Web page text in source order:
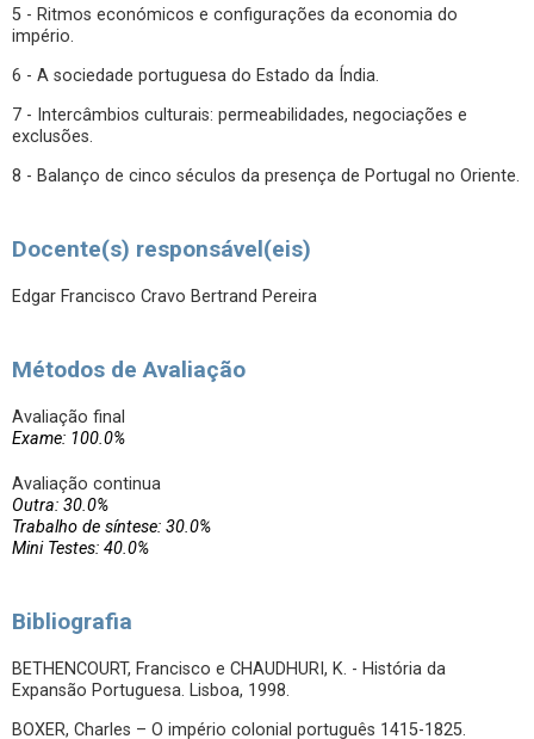
5 - Ritmos económicos e configurações da economia do
império.
6 - A sociedade portuguesa do Estado da Índia.
7 - Intercâmbios culturais: permeabilidades, negociações e
exclusões.
8 - Balanço de cinco séculos da presença de Portugal no Oriente.
Docente(s) responsável(eis)
Edgar Francisco Cravo Bertrand Pereira
Métodos de Avaliação
Avaliação final
Exame: 100.0%
Avaliação continua
Outra: 30.0%
Trabalho de síntese: 30.0%
Mini Testes: 40.0%
Bibliografia
BETHENCOURT, Francisco e CHAUDHURI, K. - História da
Expansão Portuguesa. Lisboa, 1998.
BOXER, Charles – O império colonial português 1415-1825.